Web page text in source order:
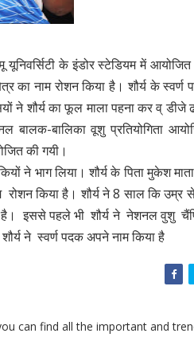
के इंडोर स्टेडियम में
का नाम रोशन किया है। शौर्य के स्वर्ण
ने शौर्य का फूल माला पहना कर व्
बालिका वूशु प्रतियोगिता
की गयी।
भाग लिया। शौर्य के पिता मुकेश माता
किया है। शौर्य ने 8 साल कि उम्र
है। इससे पहले भी शौर्य ने नेशनल वुशु
ने स्वर्ण पदक अपने नाम किया है
can find all the important and